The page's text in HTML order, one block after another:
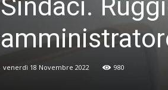
Sindaci.
venerdì 18 Novembre 2022 980